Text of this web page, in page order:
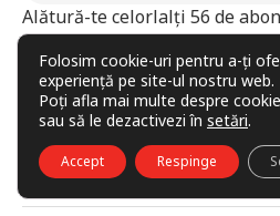
Alătură-te celorlalți 56 de
RUBRICI
„Despre zei”, cu GP Ermin
Folosim cookie-uri pentru a-ți
experiență pe site-ul nostru web.
Poți afla mai multe despre
sau să le dezactivezi în setări.
Accept Respinge